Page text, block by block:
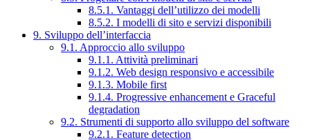
8.5.1. Vantaggi dell’utilizzo dei modelli
8.5.2. I modelli di sito e servizi disponibili
9. Sviluppo dell’interfaccia
9.1. Approccio allo sviluppo
9.1.1. Attività preliminari
9.1.2. Web design responsivo e accessibile
9.1.3. Mobile first
9.1.4. Progressive enhancement e Graceful
degradation
9.2. Strumenti di supporto allo sviluppo del software
9.2.1. Feature detection